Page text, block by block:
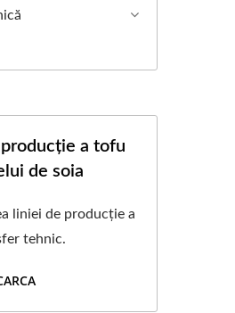
O
producție a tofu
de soia
liniei de producție a
tehnic.